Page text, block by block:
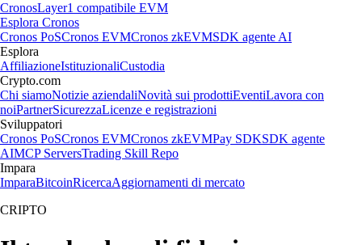
CronosLayer1 compatibile EVM
Esplora Cronos
Cronos PoSCronos EVMCronos zkEVMSDK agente AI
Esplora
AffiliazioneIstituzionaliCustodia
Crypto.com
Chi siamoNotizie aziendaliNovità sui prodottiEventiLavora con
noiPartnerSicurezzaLicenze e registrazioni
Sviluppatori
Cronos PoSCronos EVMCronos zkEVMPay SDKSDK agente
AIMCP ServersTrading Skill Repo
Impara
ImparaBitcoinRicercaAggiornamenti di mercato
CRIPTO